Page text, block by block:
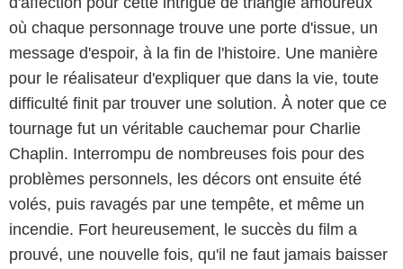
où chaque personnage trouve une porte d'issue, un
message d'espoir, à la fin de l'histoire. Une manière
pour le réalisateur d'expliquer que dans la vie, toute
difficulté finit par trouver une solution. À noter que ce
tournage fut un véritable cauchemar pour Charlie
Chaplin. Interrompu de nombreuses fois pour des
problèmes personnels, les décors ont ensuite été
volés, puis ravagés par une tempête, et même un
incendie. Fort heureusement, le succès du film a
prouvé, une nouvelle fois, qu'il ne faut jamais baisser